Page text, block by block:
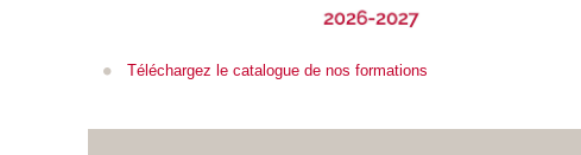
Téléchargez le catalogue de nos formations